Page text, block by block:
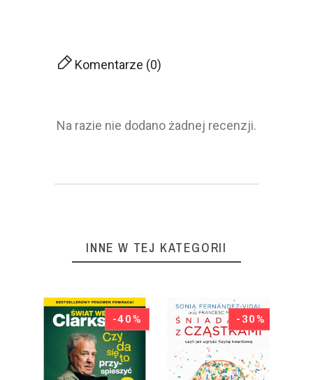
Komentarze (0)
Na razie nie dodano żadnej recenzji.
INNE W TEJ KATEGORII
-40% -30%